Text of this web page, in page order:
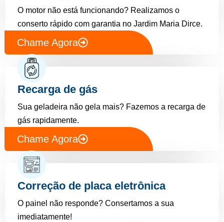
O motor não está funcionando? Realizamos o
conserto rápido com garantia no Jardim Maria Dirce.
Chame Agora
Recarga de gás
Sua geladeira não gela mais? Fazemos a recarga de
gás rapidamente.
Chame Agora
Correção de placa eletrônica
O painel não responde? Consertamos a sua
imediatamente!